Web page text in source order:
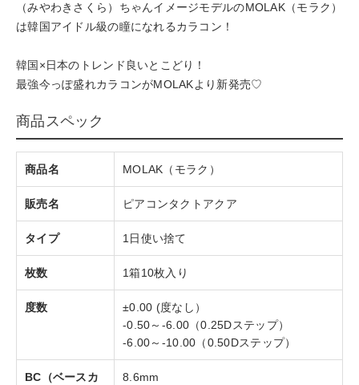
（みやわきさくら）ちゃんイメージモデルのMOLAK（モラク）
は韓国アイドル級の瞳になれるカラコン！
韓国×日本のトレンド良いとこどり！
最強今っぽ盛れカラコンがMOLAKより新発売♡
商品スペック
商品名 MOLAK（モラク）
販売名 ピアコンタクトアクア
タイプ 1日使い捨て
枚数 1箱10枚入り
度数
±0.00 (度なし）
-0.50～-6.00（0.25Dステップ）
-6.00～-10.00（0.50Dステップ）
BC（ベースカ
8.6mm